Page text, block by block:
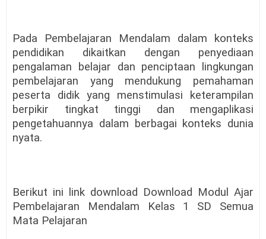
Pada Pembelajaran Mendalam dalam konteks
pendidikan dikaitkan dengan penyediaan
pengalaman belajar dan penciptaan lingkungan
pembelajaran yang mendukung pemahaman
peserta didik yang menstimulasi keterampilan
berpikir tingkat tinggi dan mengaplikasi
pengetahuannya dalam berbagai konteks dunia
nyata.
Berikut ini link download Download Modul Ajar
Pembelajaran Mendalam Kelas 1 SD Semua
Mata Pelajaran